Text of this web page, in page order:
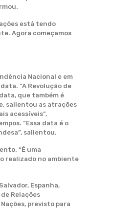
está tendo
Agora começamos
Nacional e em
“A Revolução de
que também é
salientou as atrações
acessíveis”,
“Essa data é o
salientou.
“É uma
realizado no ambiente
Espanha,
Relações
previsto para